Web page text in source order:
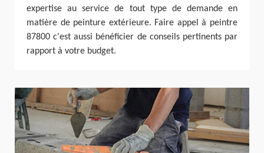
expertise au service de tout type de demande en
matière de peinture extérieure. Faire appel à peintre
87800 c'est aussi bénéficier de conseils pertinents par
rapport à votre budget.